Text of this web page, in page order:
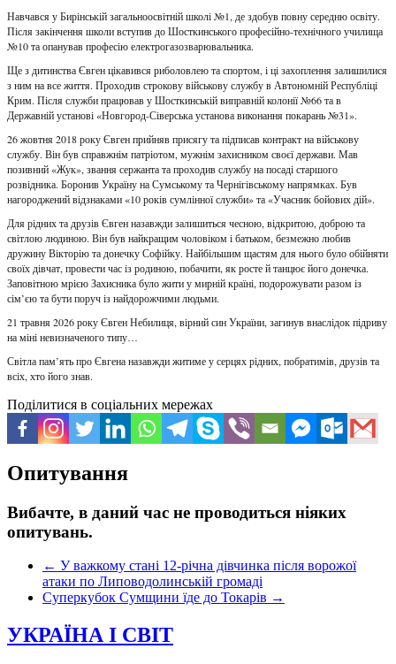
Навчався у Бирінській загальноосвітній школі №1, де здобув повну середню освіту.
Після закінчення школи вступив до Шосткинського професійно-технічного училища
№10 та опанував професію електрогазозварювальника.
Ще з дитинства Євген цікавився риболовлею та спортом, і ці захоплення залишилися
з ним на все життя. Проходив строкову військову службу в Автономній Республіці
Крим. Після служби працював у Шосткинській виправній колонії №66 та в
Державній установі «Новгород-Сіверська установа виконання покарань №31».
26 жовтня 2018 року Євген прийняв присягу та підписав контракт на військову
службу. Він був справжнім патріотом, мужнім захисником своєї держави. Мав
позивний «Жук», звання сержанта та проходив службу на посаді старшого
розвідника. Боронив Україну на Сумському та Чернігівському напрямках. Був
нагороджений відзнаками «10 років сумлінної служби» та «Учасник бойових дій».
Для рідних та друзів Євген назавжди залишиться чесною, відкритою, доброю та
світлою людиною. Він був найкращим чоловіком і батьком, безмежно любив
дружину Вікторію та донечку Софійку. Найбільшим щастям для нього було обійняти
своїх дівчат, провести час із родиною, побачити, як росте й танцює його донечка.
Заповітною мрією Захисника було жити у мирній країні, подорожувати разом із
сім’єю та бути поруч із найдорожчими людьми.
21 травня 2026 року Євген Небилиця, вірний син України, загинув внаслідок підриву
на міні невизначеного типу…
Світла пам’ять про Євгена назавжди житиме у серцях рідних, побратимів, друзів та
всіх, хто його знав.
Поділитися в соціальних мережах
Опитування
Вибачте, в даний час не проводиться ніяких
опитувань.
← У важкому стані 12-річна дівчинка після ворожої
атаки по Липоводолинській громаді
Суперкубок Сумщини їде до Токарів →
УКРАЇНА І СВІТ